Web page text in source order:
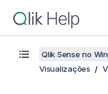
Qlik Sense no
Visualizações